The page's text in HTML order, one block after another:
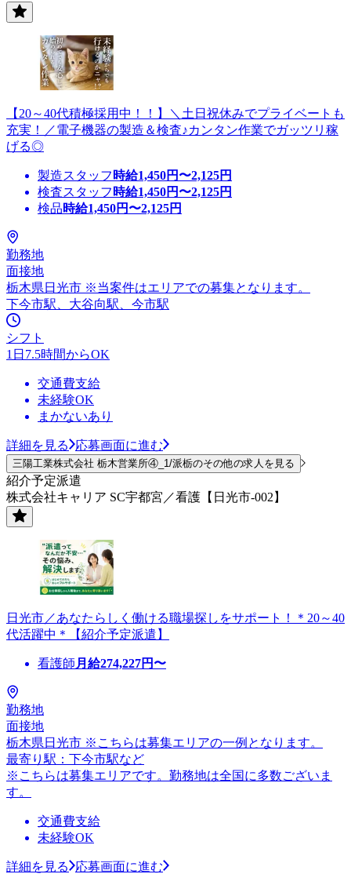
【20～40代積極採用中！！】＼土日祝休みでプライベートも
充実！／電子機器の製造＆検査♪カンタン作業でガッツリ稼
げる◎
製造スタッフ 時給1,450円〜2,125円
検査スタッフ 時給1,450円〜2,125円
検品時給1,450円〜2,125円
勤務地
面接地
栃木県日光市 ※当案件はエリアでの募集となります。
下今市駅、大谷向駅、今市駅
シフト
1日7.5時間からOK
交通費支給
未経験OK
まかないあり
詳細を見る 応募画面に進む
三陽工業株式会社 栃木営業所④_1/派栃のその他の求人を見る
紹介予定派遣
株式会社キャリア SC宇都宮／看護【日光市-002】
日光市／あなたらしく働ける職場探しをサポート！＊20～40
代活躍中＊【紹介予定派遣】
看護師 月給274,227円〜
勤務地
面接地
栃木県日光市 ※こちらは募集エリアの一例となります。
最寄り駅：下今市駅など
※こちらは募集エリアです。勤務地は全国に多数ございま
す。
交通費支給
未経験OK
詳細を見る
応募画面に進む